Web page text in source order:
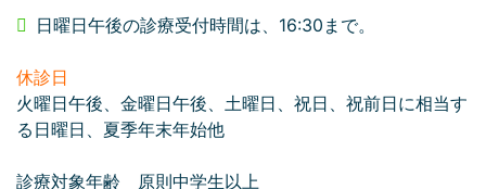
日曜日午後の診療受付時間は、16:30まで。
休診日
火曜日午後、金曜日午後、土曜日、祝日、祝前日に相当す
る日曜日、夏季年末年始他
診療対象年齢 原則中学生以上